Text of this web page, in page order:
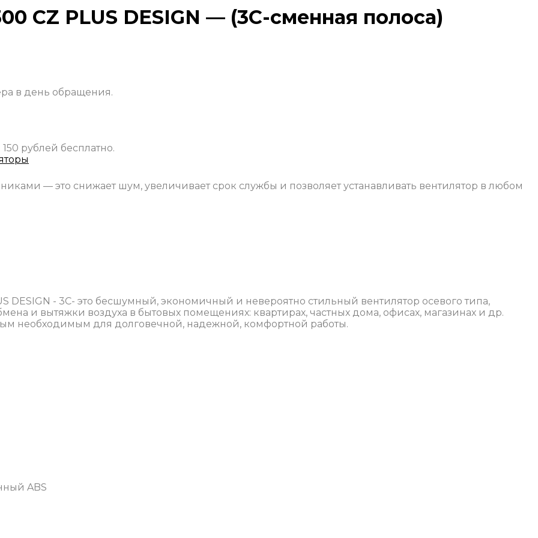
CZ PLUS DESIGN — (3C-сменная полоса)
в день обращения.
рублей бесплатно.
— это снижает шум, увеличивает срок службы и позволяет устанавливать вентилятор в любом
DESIGN - 3C- это бесшумный, экономичный и невероятно стильный вентилятор осевого типа,
и вытяжки воздуха в бытовых помещениях: квартирах, частных дома, офисах, магазинах и др.
необходимым для долговечной, надежной, комфортной работы.
ABS